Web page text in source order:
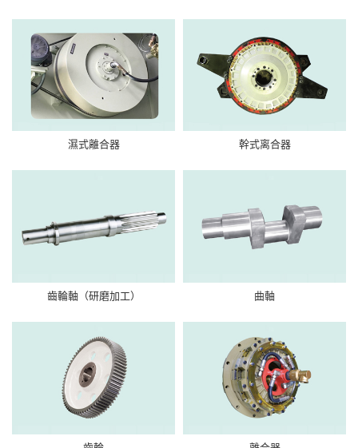
濕式離合器 幹式离合器
齒輪軸（研磨加工） 曲軸